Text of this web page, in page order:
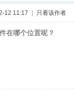
12 11:17 只看该作者
在哪个位置呢？